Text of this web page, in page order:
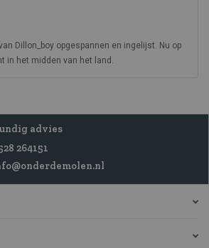
Dillon_boy opgespannen en ingelijst. Nu op
in het midden van het land.
advies
264151